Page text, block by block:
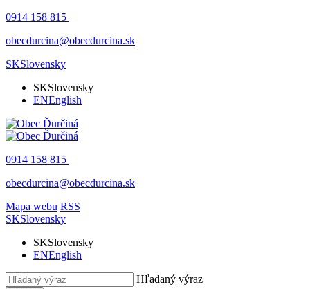
0914 158 815
obecdurcina@obecdurcina.sk
SKSlovensky
SKSlovensky
ENEnglish
0914 158 815
obecdurcina@obecdurcina.sk
Mapa webu RSS
SKSlovensky
SKSlovensky
ENEnglish
Hľadaný výraz